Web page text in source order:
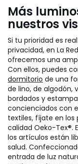
Más
nuestros
Si tu prioridad es
privacidad, en La
ofrecemos una
Con ellos, puedes
dormitorio de una
de lino, de algodón,
bordados y
concienciados con
textiles, fíjate en los
calidad Oeko-Tex®.
los artículos están
salud.
entrada de luz